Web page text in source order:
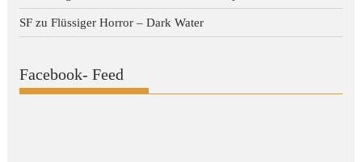
SF zuFlüssiger Horror – Dark Water
Facebook- Feed